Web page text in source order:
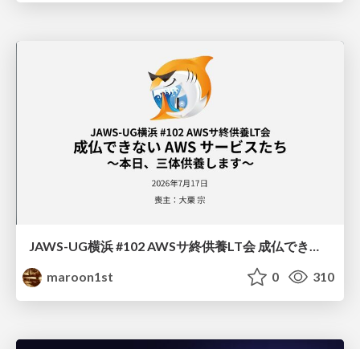
JAWS-UG横浜 #102 AWSサ終供養LT会 成仏できない AWS サービスたち 〜本日、三体供養します〜
maroon1st
0 310